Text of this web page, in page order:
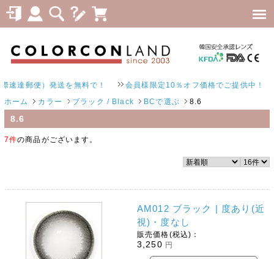
郵便）発送を無料で！ 会員様限定10％オフ価格でご提供中！
ホーム カラー ブラック / Black BCで選ぶ 8.6
8.6
7件の商品がございます。
AM012 ブラック | 度あり(近
視)・度なし
販売価格(税込)：
3,250 円